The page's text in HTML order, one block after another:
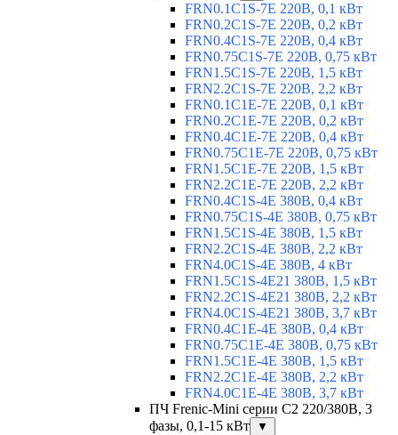
FRN0.1C1S-7E 220В, 0,1 кВт
FRN0.2C1S-7E 220В, 0,2 кВт
FRN0.4C1S-7E 220В, 0,4 кВт
FRN0.75C1S-7E 220В, 0,75 кВт
FRN1.5C1S-7E 220В, 1,5 кВт
FRN2.2C1S-7E 220В, 2,2 кВт
FRN0.1C1E-7E 220В, 0,1 кВт
FRN0.2C1E-7E 220В, 0,2 кВт
FRN0.4C1E-7E 220В, 0,4 кВт
FRN0.75C1E-7E 220В, 0,75 кВт
FRN1.5C1E-7E 220В, 1,5 кВт
FRN2.2C1E-7E 220В, 2,2 кВт
FRN0.4C1S-4E 380В, 0,4 кВт
FRN0.75C1S-4E 380В, 0,75 кВт
FRN1.5C1S-4E 380В, 1,5 кВт
FRN2.2C1S-4E 380В, 2,2 кВт
FRN4.0C1S-4E 380В, 4 кВт
FRN1.5C1S-4E21 380В, 1,5 кВт
FRN2.2C1S-4E21 380В, 2,2 кВт
FRN4.0C1S-4E21 380В, 3,7 кВт
FRN0.4C1E-4E 380В, 0,4 кВт
FRN0.75C1E-4E 380В, 0,75 кВт
FRN1.5C1E-4E 380В, 1,5 кВт
FRN2.2C1E-4E 380В, 2,2 кВт
FRN4.0C1E-4E 380В, 3,7 кВт
ПЧ Frenic-Mini серии С2 220/380В, 3
фазы, 0,1-15 кВт
▼